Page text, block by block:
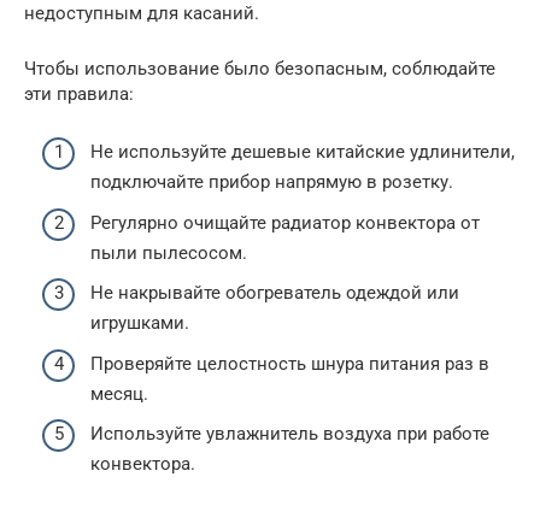
недоступным для касаний.
Чтобы использование было безопасным, соблюдайте
эти правила:
Не используйте дешевые китайские удлинители,
подключайте прибор напрямую в розетку.
Регулярно очищайте радиатор конвектора от
пыли пылесосом.
Не накрывайте обогреватель одеждой или
игрушками.
Проверяйте целостность шнура питания раз в
месяц.
Используйте увлажнитель воздуха при работе
конвектора.